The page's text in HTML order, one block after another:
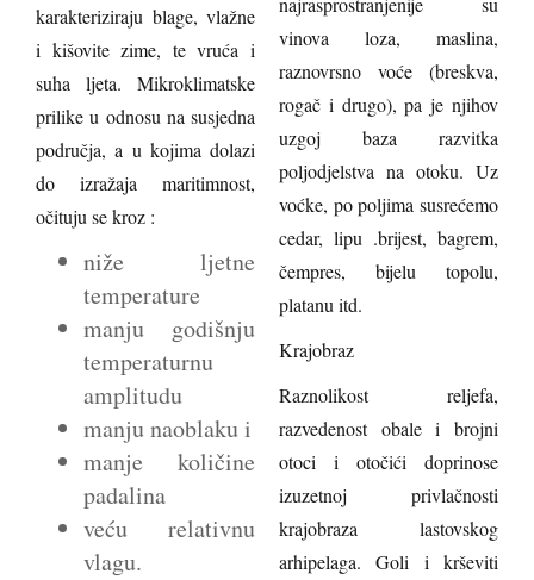
karakteriziraju blage, vlažne
i kišovite zime, te vruća i
suha ljeta. Mikroklimatske
prilike u odnosu na susjedna
područja, a u kojima dolazi
do izražaja maritimnost,
očituju se kroz :
niže ljetne
temperature
manju godišnju
temperaturnu
amplitudu
manju naoblaku i
manje količine
padalina
veću relativnu
vlagu.
vinova loza, maslina,
raznovrsno voće (breskva,
rogač i drugo), pa je njihov
uzgoj baza razvitka
poljodjelstva na otoku. Uz
voćke, po poljima susrećemo
cedar, lipu .brijest, bagrem,
čempres, bijelu topolu,
platanu itd.
Krajobraz
Raznolikost reljefa,
razvedenost obale i brojni
otoci i otočići doprinose
izuzetnoj privlačnosti
krajobraza lastovskog
arhipelaga. Goli i krševiti